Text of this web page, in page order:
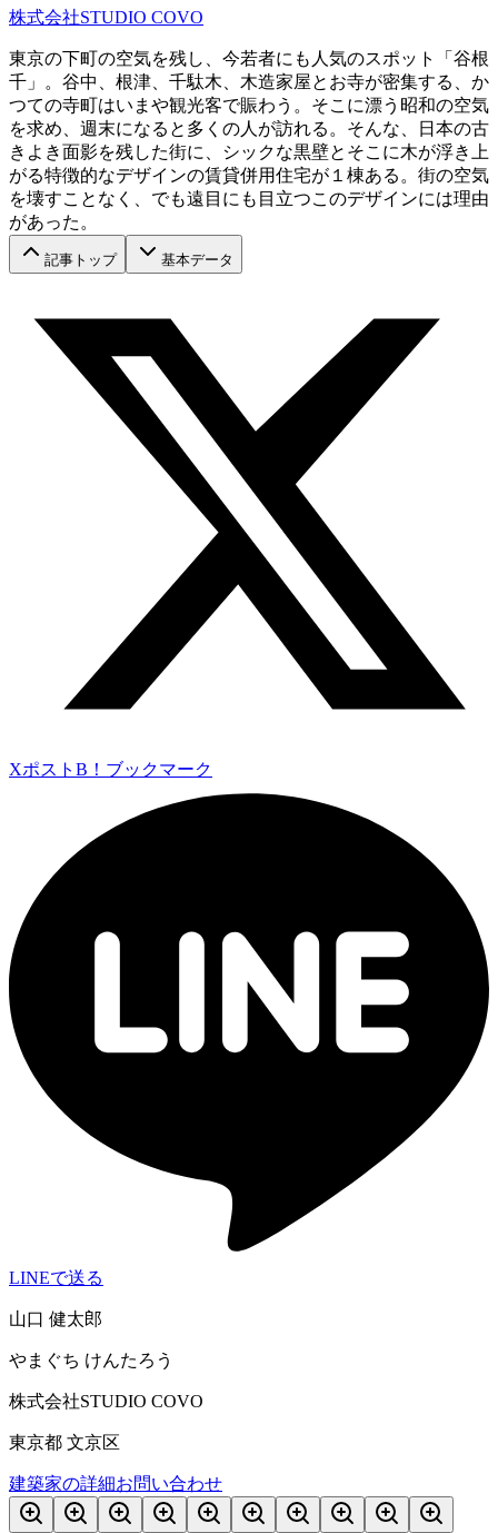
株式会社STUDIO COVO
東京の下町の空気を残し、今若者にも人気のスポット「谷根
千」。谷中、根津、千駄木、木造家屋とお寺が密集する、か
つての寺町はいまや観光客で賑わう。そこに漂う昭和の空気
を求め、週末になると多くの人が訪れる。そんな、日本の古
きよき面影を残した街に、シックな黒壁とそこに木が浮き上
がる特徴的なデザインの賃貸併用住宅が１棟ある。街の空気
を壊すことなく、でも遠目にも目立つこのデザインには理由
があった。
記事トップ 基本データ
Xポスト B！ブックマーク
LINEで送る
山口 健太郎
やまぐち けんたろう
株式会社STUDIO COVO
東京都 文京区
建築家の詳細お問い合わせ